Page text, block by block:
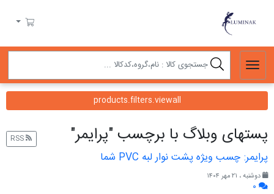
سبد خرید
products.filters.viewall
پست‎های وبلاگ با برچسب "پرایمر" RSS
پرایمر: چسب ویژه پشت نوار لبه PVC شما
دوشنبه ، ۲۱ مهر ۱۴۰۴
۰